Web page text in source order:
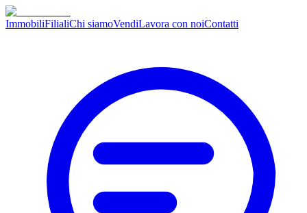
ImmobiliFilialiChi siamoVendiLavora con noiContatti